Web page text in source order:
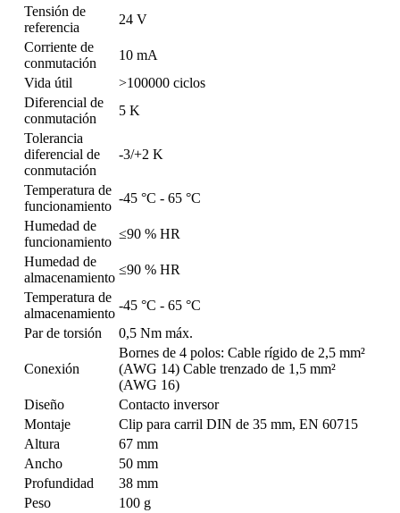
Tensión de
referencia
24 V
Corriente de
conmutación
10 mA
Vida útil
>100000 ciclos
Diferencial de
conmutación
5 K
Tolerancia
diferencial de
conmutación
-3/+2 K
Temperatura de
funcionamiento
-45 °C - 65 °C
Humedad de
funcionamiento
≤90 % HR
Humedad de
almacenamiento
≤90 % HR
Temperatura de
almacenamiento
-45 °C - 65 °C
Par de torsión
0,5 Nm máx.
Conexión
Bornes de 4 polos: Cable rígido de 2,5 mm²
(AWG 14) Cable trenzado de 1,5 mm²
(AWG 16)
Diseño
Contacto inversor
Montaje
Clip para carril DIN de 35 mm, EN 60715
Altura
67 mm
Ancho
50 mm
Profundidad
38 mm
Peso
100 g